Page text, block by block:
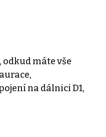
odkud máte vše
na dálnici D1,